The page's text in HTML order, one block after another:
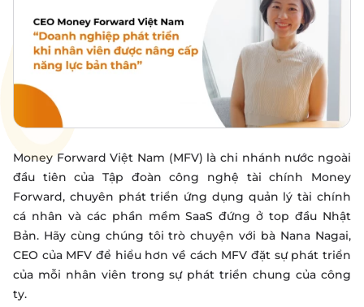
Money Forward Việt Nam (MFV) là chi nhánh nước ngoài
đầu tiên của Tập đoàn công nghệ tài chính Money
Forward, chuyên phát triển ứng dụng quản lý tài chính
cá nhân và các phần mềm SaaS đứng ở top đầu Nhật
Bản. Hãy cùng chúng tôi trò chuyện với bà Nana Nagai,
CEO của MFV để hiểu hơn về cách MFV đặt sự phát triển
của mỗi nhân viên trong sự phát triển chung của công
ty.